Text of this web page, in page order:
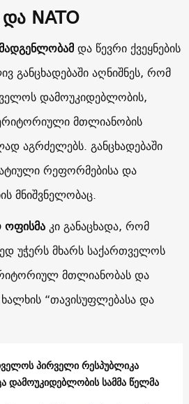
NATO
და წევრი ქვეყნების
განცხადებაში აღნიშნეს, რომ
დამოუკიდებლობის,
მთლიანობის
აგრძელებს. განცხადებაში
რეფორმებისა და
მნიშვნელობაც.
ოფისმაკი განაცხადა, რომ
უჭერს მხარს საქართველოს
მთლიანობას და
“თავისუფლებასა და
პირველი რესპუბლიკა
სამმა წელმა